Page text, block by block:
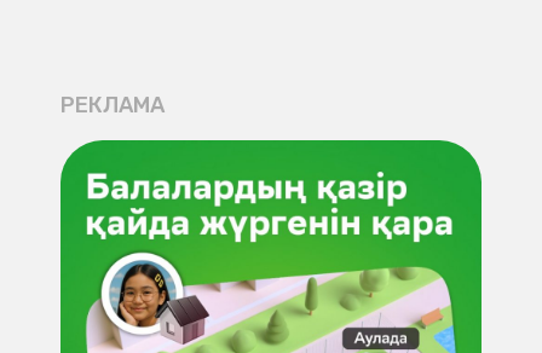
РЕКЛАМА